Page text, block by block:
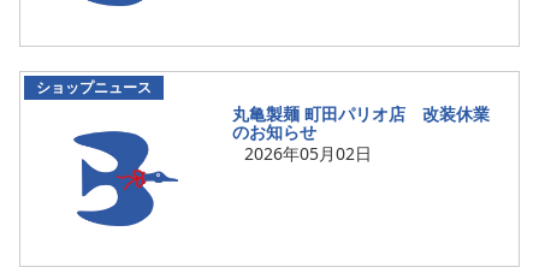
ショップニュース
丸亀製麺 町田パリオ店 改装休業
のお知らせ
2026年05月02日